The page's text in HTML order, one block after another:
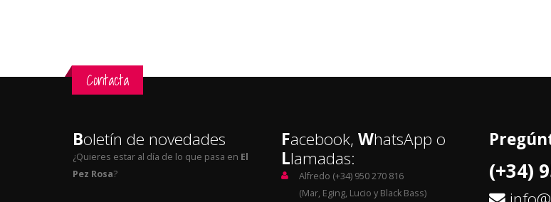
Contacta
Boletín de novedades
¿Quieres estar al día de lo que pasa en El
Pez Rosa?
Facebook, WhatsApp o
Llamadas:
Alfredo (+34) 950 270 816
(Mar, Eging, Lucio y Black Bass)
(+34)